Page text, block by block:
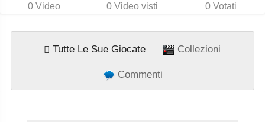
0 Video 0 Video visti 0 Votati
Tutte Le Sue Giocate Collezioni
Commenti